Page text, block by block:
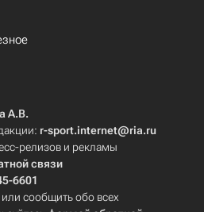
А.В.
r-sport.internet@ria.ru
релизов и рекламы
связи
6601
сообщить обо всех